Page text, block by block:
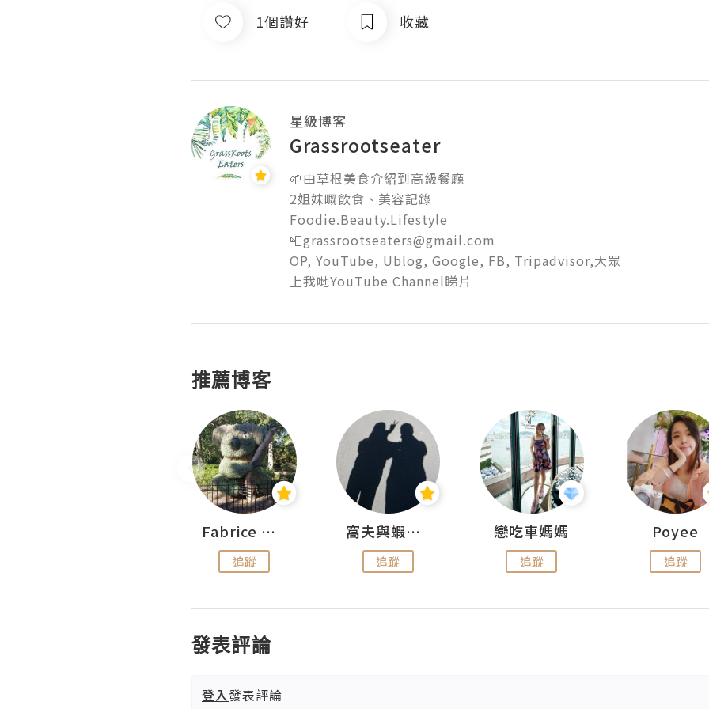
1個讚好 收藏
星級博客
Grassrootseater
🌱由草根美食介紹到高級餐廳
2姐妹嘅飲食、美容記錄
Foodie.Beauty.Lifestyle
📮grassrootseaters@gmail.com
OP, YouTube, Ublog, Google, FB, Tripadvisor,大眾
上我哋YouTube Channel睇片
推薦博客
Fabrice 嚐味
追蹤
窩夫與蝦子餅
追蹤
戀吃車媽媽
追蹤
Poyee
追蹤
發表評論
登入發表評論